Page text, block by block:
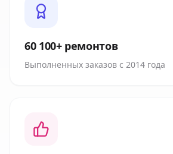
60 100+ ремонтов
Выполненных заказов с 2014 года